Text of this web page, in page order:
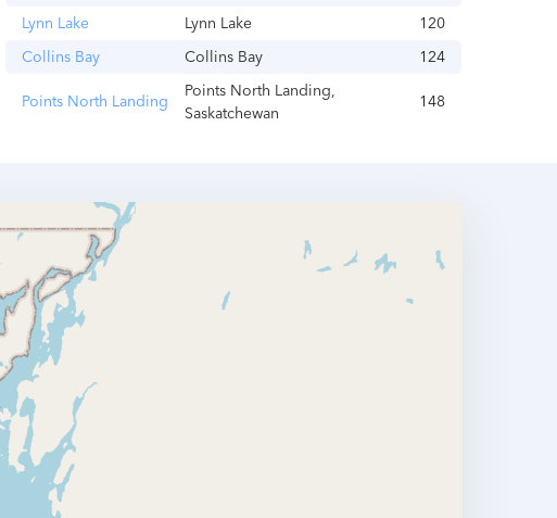
Lynn Lake
Lynn Lake
120
Collins Bay
Collins Bay 124
Points North Landing
Points North Landing,
Saskatchewan
148